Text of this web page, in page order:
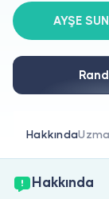
Doktorlar için
AYŞE
Hakkında
Hakkında